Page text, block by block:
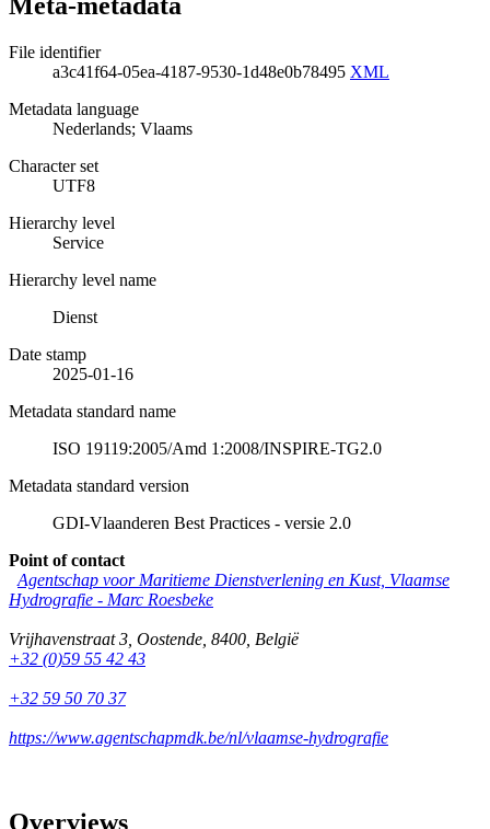
File identifier
a3c41f64-05ea-4187-9530-1d48e0b78495 XML
Metadata language
Nederlands; Vlaams
Character set
UTF8
Hierarchy level
Service
Hierarchy level name
Dienst
Date stamp
2025-01-16
Metadata standard name
ISO 19119:2005/Amd 1:2008/INSPIRE-TG2.0
Metadata standard version
GDI-Vlaanderen Best Practices - versie 2.0
Point of contact
Agentschap voor Maritieme Dienstverlening en Kust, Vlaamse
Hydrografie - Marc Roesbeke
Vrijhavenstraat 3 Oostende 8400 België
+32 (0)59 55 42 43
+32 59 50 70 37
https://www.agentschapmdk.be/nl/vlaamse-hydrografie
Overviews